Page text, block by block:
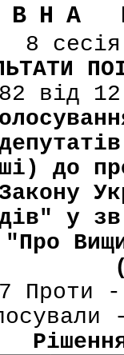
8
від
до
у
Проти -